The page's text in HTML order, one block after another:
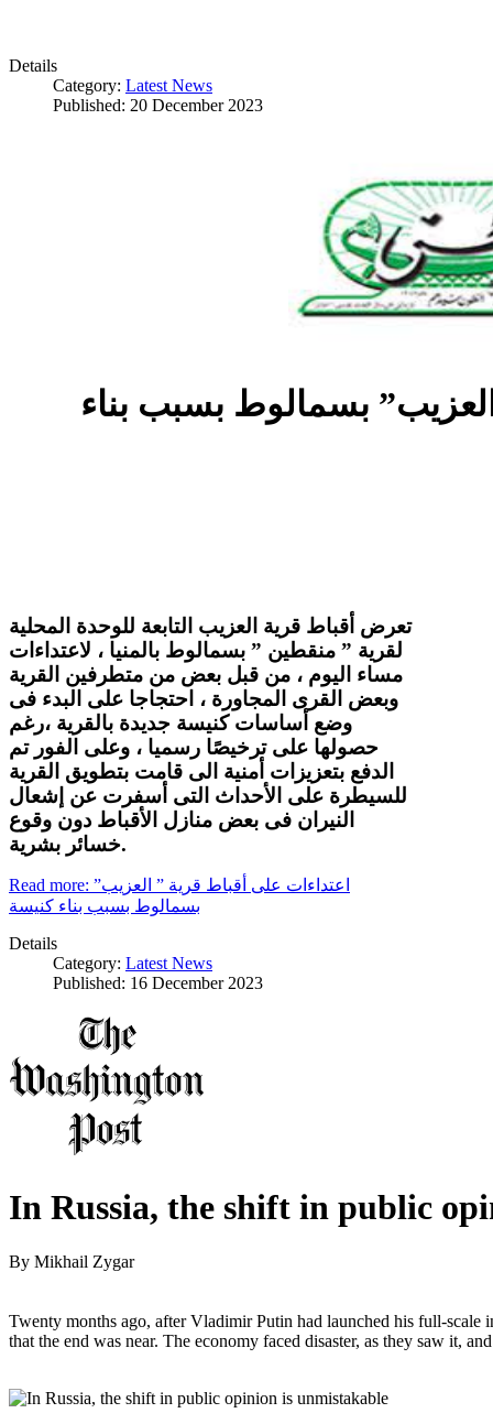
Details
Category: Latest News
Published: 20 December 2023
بسمالوط بسبب بناء
تعرض أقباط قرية العزيب التابعة للوحدة المحلية
لقرية ” منقطين ” بسمالوط بالمنيا ، لاعتداءات
مساء اليوم ، من قبل بعض من متطرفين القرية
وبعض القرى المجاورة ، احتجاجا على البدء فى
وضع أساسات كنيسة جديدة بالقرية ،رغم
حصولها على ترخيصًا رسميا ، وعلى الفور تم
الدفع بتعزيزات أمنية الى قامت بتطويق القرية
للسيطرة على الأحداث التى أسفرت عن إشعال
النيران فى بعض منازل الأقباط دون وقوع
خسائر بشرية.
Read more: اعتداءات على أقباط قرية ” العزيب”
بسمالوط بسبب بناء كنيسة
Details
Category: Latest News
Published: 16 December 2023
In Russia, the shift in public
By Mikhail Zygar
Twenty months ago, after Vladimir Putin had launched his full-
that the end was near. The economy faced disaster, as they saw it,